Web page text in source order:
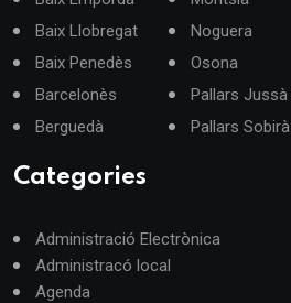
Baix Llobregat
Baix Penedès
Barcelonès
Berguedà
Noguera
Osona
Pallars Jussà
Pallars Sobirà
Categories
Administració Electrònica
Administracó local
Agenda